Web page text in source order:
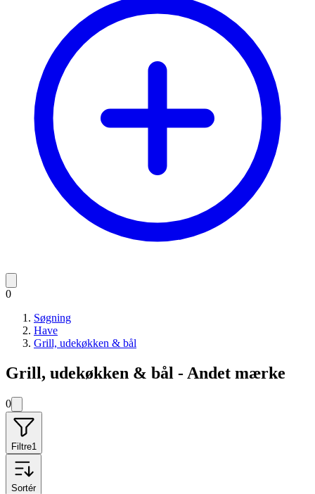
0
Søgning
Have
Grill, udekøkken & bål
Grill, udekøkken & bål - Andet mærke
0
Filtre1
Sortér